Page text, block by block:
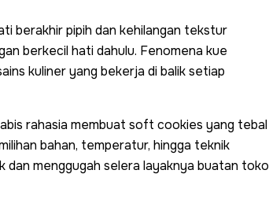
berakhir pipih dan kehilangan tekstur
berkecil hati dahulu. Fenomena kue
kuliner yang bekerja di balik setiap
rahasia membuat soft cookies yang tebal
bahan, temperatur, hingga teknik
menggugah selera layaknya buatan toko